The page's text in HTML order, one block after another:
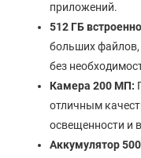
приложений.
512 ГБ
больших
без
Камера 200 МП:
отличным
освещенности и
Аккумулятор